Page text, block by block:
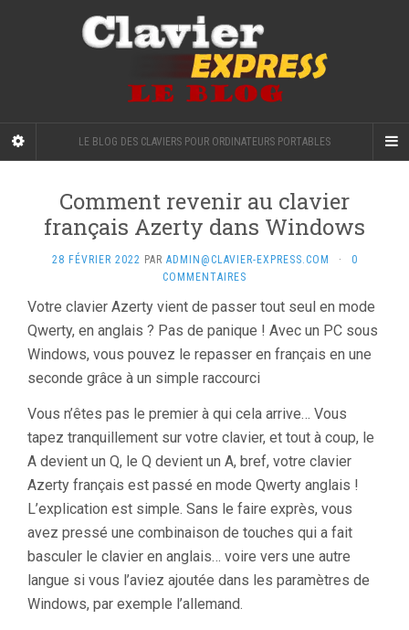
LE BLOG DES CLAVIERS POUR ORDINATEURS PORTABLES
Comment revenir au clavier
français Azerty dans Windows
28 FÉVRIER 2022 PAR ADMIN@CLAVIER-EXPRESS.COM ·
0
COMMENTAIRES
Votre clavier Azerty vient de passer tout seul en mode
Qwerty, en anglais ? Pas de panique ! Avec un PC sous
Windows, vous pouvez le repasser en français en une
seconde grâce à un simple raccourci
Vous n’êtes pas le premier à qui cela arrive… Vous
tapez tranquillement sur votre clavier, et tout à coup, le
A devient un Q, le Q devient un A, bref, votre clavier
Azerty français est passé en mode Qwerty anglais !
L’explication est simple. Sans le faire exprès, vous
avez pressé une combinaison de touches qui a fait
basculer le clavier en anglais… voire vers une autre
langue si vous l’aviez ajoutée dans les paramètres de
Windows, par exemple l’allemand.